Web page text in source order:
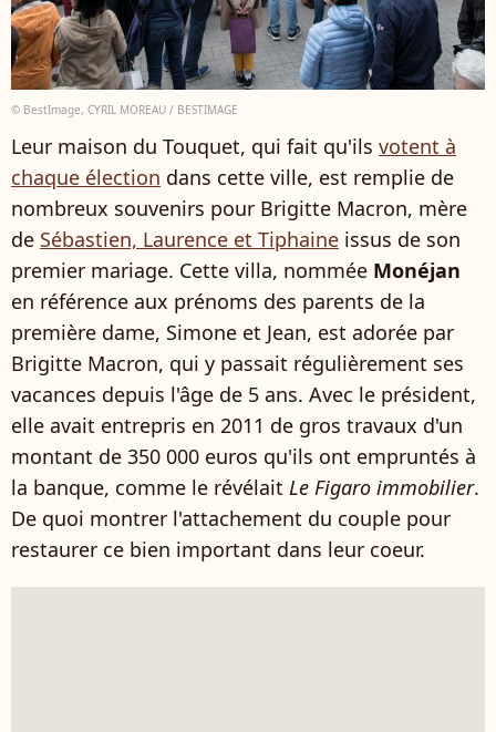
© BestImage, CYRIL MOREAU / BESTIMAGE
Leur maison du Touquet, qui fait qu'ils votent à
chaque élection dans cette ville, est remplie de
nombreux souvenirs pour Brigitte Macron, mère
de Sébastien, Laurence et Tiphaine issus de son
premier mariage. Cette villa, nommée Monéjan
en référence aux prénoms des parents de la
première dame, Simone et Jean, est adorée par
Brigitte Macron, qui y passait régulièrement ses
vacances depuis l'âge de 5 ans. Avec le président,
elle avait entrepris en 2011 de gros travaux d'un
montant de 350 000 euros qu'ils ont empruntés à
la banque, comme le révélait Le Figaro immobilier.
De quoi montrer l'attachement du couple pour
restaurer ce bien important dans leur coeur.